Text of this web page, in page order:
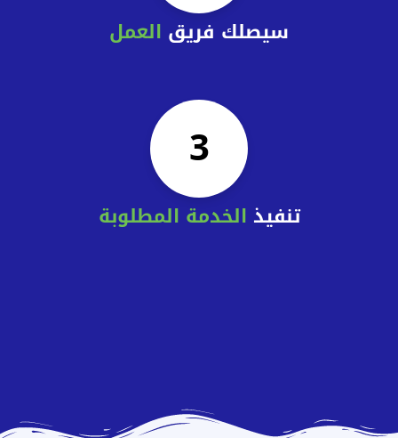
سيصلك فريق العمل
3
تنفيذ الخدمة المطلوبة